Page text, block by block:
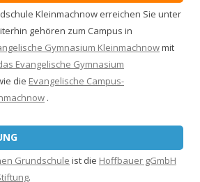
Kleinmachnow erreichen Sie unter
gehören zum Campus in
Gymnasium Kleinmachnowmit
Evangelische Gymnasium
die Evangelische Campus-
.
Grundschule ist die Hoffbauer gGmbH
.